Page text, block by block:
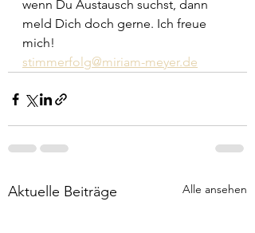
wenn Du Austausch suchst, dann
meld Dich doch gerne. Ich freue
mich!
stimmerfolg@miriam-meyer.de
Aktuelle Beiträge Alle ansehen